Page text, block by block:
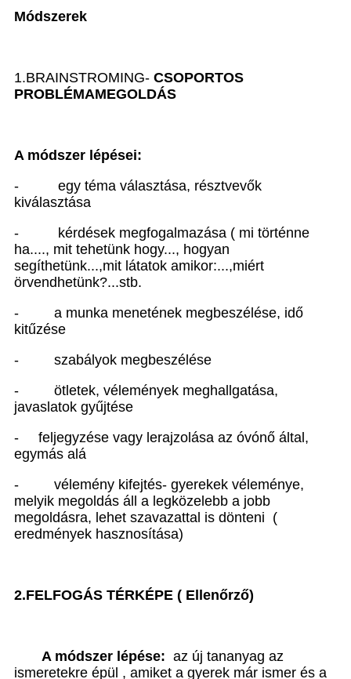
Módszerek
1.BRAINSTROMING- CSOPORTOS
PROBLÉMAMEGOLDÁS
A módszer lépései:
- egy téma választása, résztvevők
kiválasztása
- kérdések megfogalmazása ( mi történne
ha...., mit tehetünk hogy..., hogyan
segíthetünk...,mit látatok amikor:...,miért
örvendhetünk?...stb.
- a munka menetének megbeszélése, idő
kitűzése
- szabályok megbeszélése
- ötletek, vélemények meghallgatása,
javaslatok gyűjtése
- feljegyzése vagy lerajzolása az óvónő által,
egymás alá
- vélemény kifejtés- gyerekek véleménye,
melyik megoldás áll a legközelebb a jobb
megoldásra, lehet szavazattal is dönteni (
eredmények hasznosítása)
2.FELFOGÁS TÉRKÉPE ( Ellenőrző)
A módszer lépése: az új tananyag az
ismeretekre épül , amiket a gyerek már ismer és a